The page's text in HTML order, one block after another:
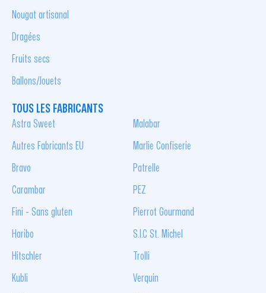
Nougat artisanal
Dragées
Fruits secs
Ballons/Jouets
TOUS LES FABRICANTS
Astra Sweet
Autres Fabricants EU
Bravo
Carambar
Fini - Sans gluten
Haribo
Hitschler
Kubli
Malabar
Marlie Confiserie
Patrelle
PEZ
Pierrot Gourmand
S.I.C St. Michel
Trolli
Verquin